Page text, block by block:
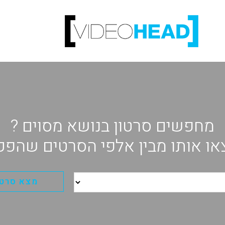
מחפשים סרטון בנושא מסוים ?
אותו מבין אלפי הסרטים